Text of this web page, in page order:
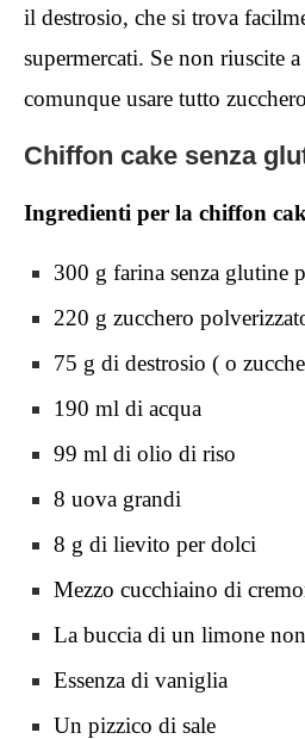
il destrosio, che si trova
supermercati. Se non riuscite
comunque usare tutto
Chiffon cake senza
Ingredienti per la chiffon
300 g farina senza glutine
220 g zucchero
75 g di destrosio ( o
190 ml di acqua
99 ml di olio di riso
8 uova grandi
8 g di lievito per dolci
Mezzo cucchiaino di
La buccia di un limone
Essenza di vaniglia
Un pizzico di sale